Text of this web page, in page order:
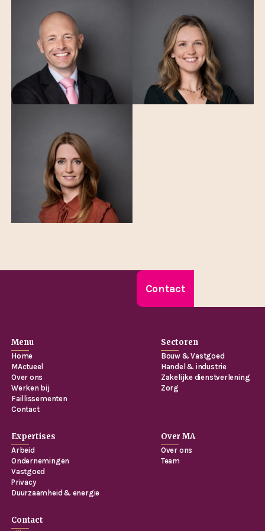
Contact
Menu
Home
MActueel
Over ons
Werken bij
Faillissementen
Contact
Sectoren
Bouw & Vastgoed
Handel & industrie
Zakelijke dienstverlening
Zorg
Expertises
Arbeid
Ondernemingen
Vastgoed
Privacy
Duurzaamheid & energie
Over MA
Over ons
Team
Contact